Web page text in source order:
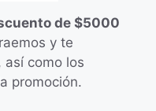
de $5000
y te
así como los
promoción.